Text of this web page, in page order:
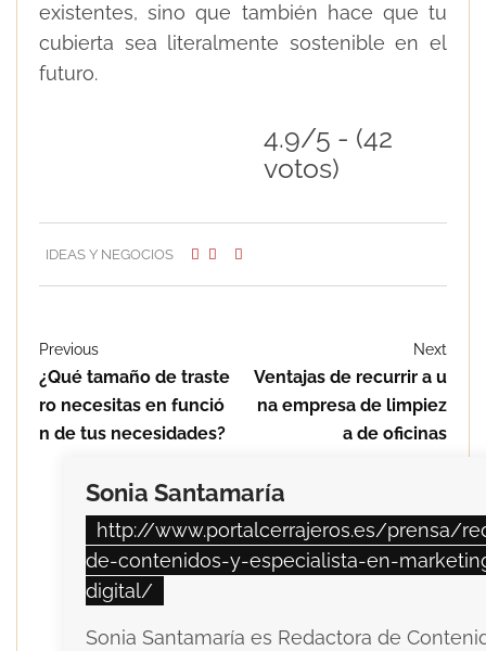
existentes, sino que también hace que tu
cubierta sea literalmente sostenible en el
futuro.
4.9/5 - (42
votos)
IDEAS Y NEGOCIOS
Previous
¿Qué tamaño de traste
ro necesitas en funció
n de tus necesidades?
Next
Ventajas de recurrir a u
na empresa de limpiez
a de oficinas
Sonia Santamaría
http://www.portalcerrajeros.es/prensa/
de-contenidos-y-especialista-en-
digital/
Sonia Santamaría es Redactora de